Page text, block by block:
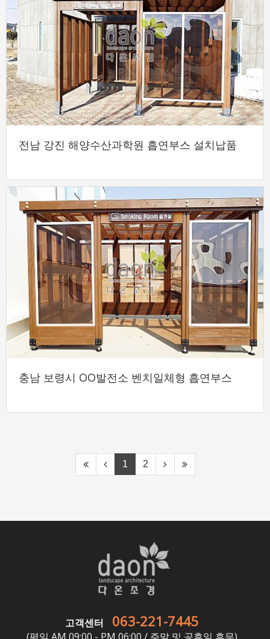
전남 강진 해양수산과학원 흡연부스 설치납품
충남 보령시 OO발전소 벤치일체형 흡연부스
1 2
고객센터 063-221-7445